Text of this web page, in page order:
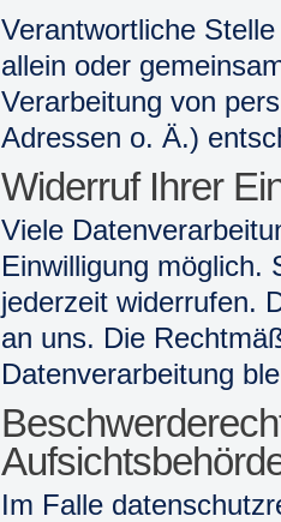
Verantwortliche
allein oder
Verarbeitung von
Adressen o. Ä.)
Widerruf Ihrer
Viele
Einwilligung möglich.
jederzeit widerrufen.
an uns. Die
Datenverarbeitung
Im Falle